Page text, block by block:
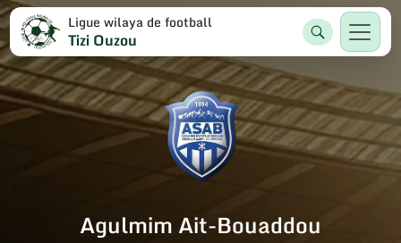
Ligue wilaya de football
Tizi Ouzou
Agulmim Ait-Bouaddou